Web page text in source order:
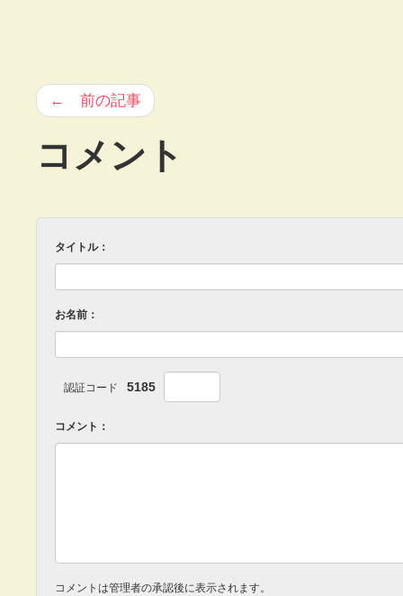
← 前の記事
コメント
タイトル：
お名前：
認証コード 5185
コメント：
コメントは管理者の承認後に表示されます。